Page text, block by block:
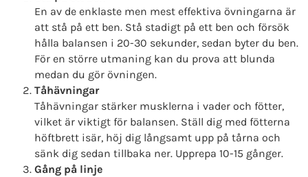
En av de enklaste men mest effektiva övningarna är
att stå på ett ben. Stå stadigt på ett ben och försök
hålla balansen i 20-30 sekunder, sedan byter du ben.
För en större utmaning kan du prova att blunda
medan du gör övningen.
Tåhävningar
Tåhävningar stärker musklerna i vader och fötter,
vilket är viktigt för balansen. Ställ dig med fötterna
höftbrett isär, höj dig långsamt upp på tårna och
sänk dig sedan tillbaka ner. Upprepa 10-15 gånger.
Gång på linje